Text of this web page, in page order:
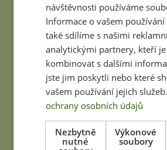
návštěvnosti používáme
Informace o vašem
také sdílíme s našimi
analytickými partnery, kteří
kombinovat s dalšími
jste jim poskytli nebo které
vašem používání jejich
ochrany osobních údajů
Nezbytně
nutné
Výkonové
soubory